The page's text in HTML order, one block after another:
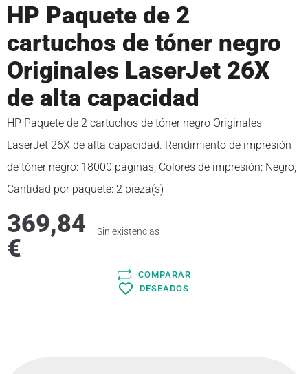
HP Paquete de 2
cartuchos de tóner negro
Originales LaserJet 26X
de alta capacidad
HP Paquete de 2 cartuchos de tóner negro Originales
LaserJet 26X de alta capacidad. Rendimiento de impresión
de tóner negro: 18000 páginas, Colores de impresión: Negro,
Cantidad por paquete: 2 pieza(s)
369,84
€
Sin existencias
COMPARAR
DESEADOS